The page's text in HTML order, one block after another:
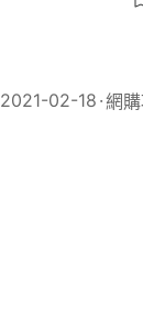
2021-02-18 網